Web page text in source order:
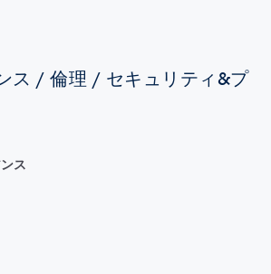
ス / 倫理 / セキュリティ&プ
ス